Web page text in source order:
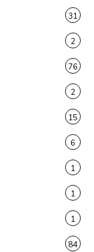
31
2
76
2
15
6
1
1
1
84